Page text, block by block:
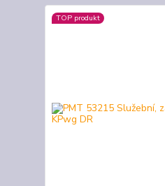
TOP produkt